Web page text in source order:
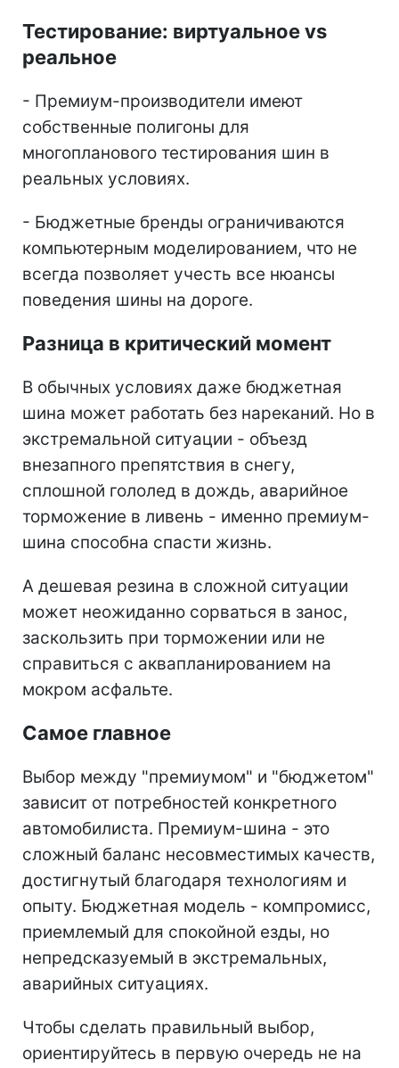
Тестирование: виртуальное vs
реальное
- Премиум-производители имеют
собственные полигоны для
многопланового тестирования шин в
реальных условиях.
- Бюджетные бренды ограничиваются
компьютерным моделированием, что не
всегда позволяет учесть все нюансы
поведения шины на дороге.
Разница в критический момент
В обычных условиях даже бюджетная
шина может работать без нареканий. Но в
экстремальной ситуации - объезд
внезапного препятствия в снегу,
сплошной гололед в дождь, аварийное
торможение в ливень - именно премиум-
шина способна спасти жизнь.
А дешевая резина в сложной ситуации
может неожиданно сорваться в занос,
заскользить при торможении или не
справиться с аквапланированием на
мокром асфальте.
Самое главное
Выбор между "премиумом" и "бюджетом"
зависит от потребностей конкретного
автомобилиста. Премиум-шина - это
сложный баланс несовместимых качеств,
достигнутый благодаря технологиям и
опыту. Бюджетная модель - компромисс,
приемлемый для спокойной езды, но
непредсказуемый в экстремальных,
аварийных ситуациях.
Чтобы сделать правильный выбор,
ориентируйтесь в первую очередь не на